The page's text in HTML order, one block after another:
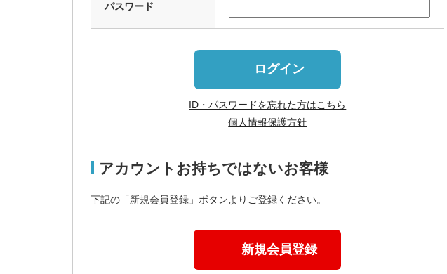
パスワード
ログイン
ID・パスワードを忘れた方はこちら
個人情報保護方針
アカウントお持ちではないお客様
下記の「新規会員登録」ボタンよりご登録ください。
新規会員登録